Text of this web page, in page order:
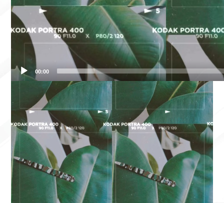
00:00